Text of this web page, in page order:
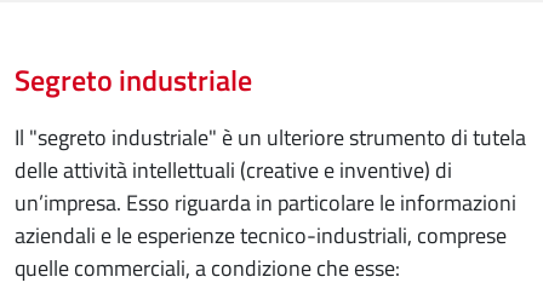
Segreto industriale
Il "segreto industriale" è un ulteriore strumento di tutela
delle attività intellettuali (creative e inventive) di
un’impresa. Esso riguarda in particolare le informazioni
aziendali e le esperienze tecnico-industriali, comprese
quelle commerciali, a condizione che esse: